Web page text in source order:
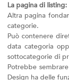
La pagina di
Altra pagina
categorie.
Può contenere
data categoria
sottocategorie di
Potrebbe
Design ha delle